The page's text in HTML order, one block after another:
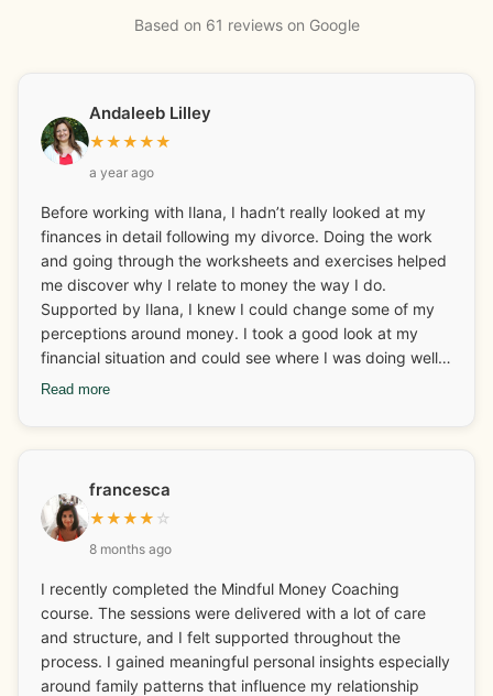
Based on 61 reviews on Google
Andaleeb Lilley
★★★★★
a year ago
Before working with Ilana, I hadn’t really looked at my
finances in detail following my divorce. Doing the work
and going through the worksheets and exercises helped
me discover why I relate to money the way I do.
Supported by Ilana, I knew I could change some of my
perceptions around money. I took a good look at my
financial situation and could see where I was doing well
and what I needed to look at and adjust. I really enjoyed
some behaviours around finances too which I have stuck
with which I am very happy about! The fear around
money and finances has gone and I have more fun with it
now too. One of my mantras has always been “I will
do” and this has only been reinforced. Ilana is also great
at connecting you with other businesses for collaboration
and networking. The weekly calls are an added bonus
and a lovely way to connect and set goals for the week.
Read more
francesca
★★★★ ☆
8 months ago
I recently completed the Mindful Money Coaching
course. The sessions were delivered with a lot of care
and structure, and I felt supported throughout the
process. I gained meaningful personal insights especially
around family patterns that influence my relationship